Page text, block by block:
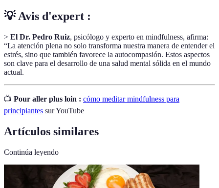
💡 Avis d'expert :
> El Dr. Pedro Ruiz, psicólogo y experto en mindfulness, afirma:
“La atención plena no solo transforma nuestra manera de entender el
estrés, sino que también favorece la autocompasión. Estos aspectos
son clave para el desarrollo de una salud mental sólida en el mundo
actual.
📺 Pour aller plus loin : cómo meditar mindfulness para
principiantes sur YouTube
Artículos similares
Continúa leyendo